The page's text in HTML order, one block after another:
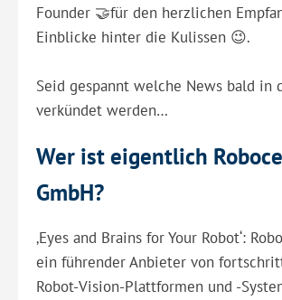
Founder 🤝für den herzlichen
Einblicke hinter die Kulissen 😉.
Seid gespannt welche News bald in
verkündet werden…
Wer ist eigentlich
GmbH?
‚Eyes and Brains for Your Robot‘:
ein führender Anbieter von
Robot-Vision-Plattformen und -